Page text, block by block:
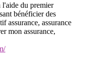
l'aide du premier
bénéficier des
assurance, assurance
mon assurance,